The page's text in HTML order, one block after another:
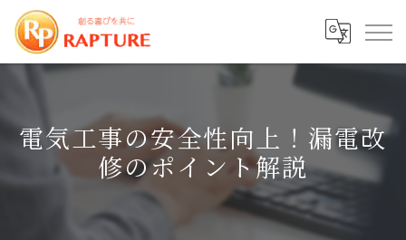
電気工事の安全性向上！漏電改
修のポイント解説